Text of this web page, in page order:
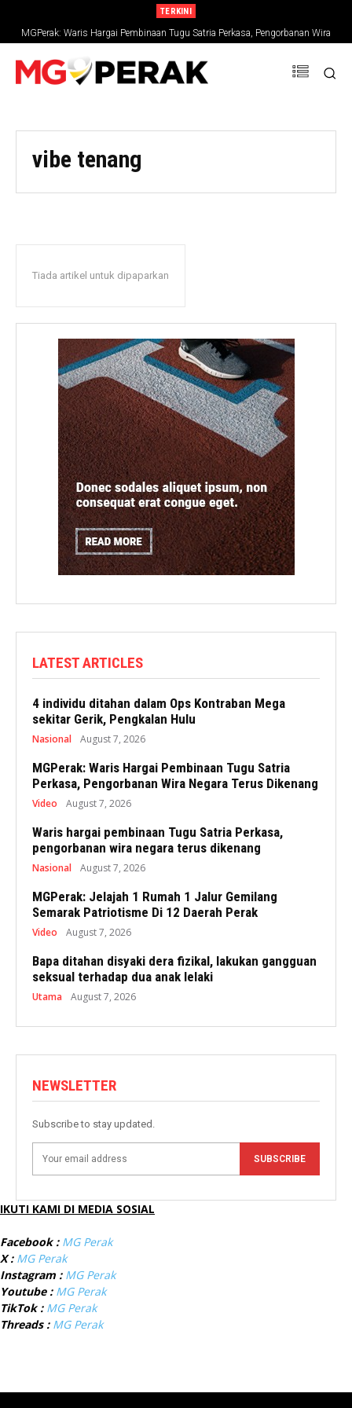
TERKINI
MGPerak: Waris Hargai Pembinaan Tugu Satria Perkasa, Pengorbanan Wira
Negara Terus Dikenang
vibe tenang
Tiada artikel untuk dipaparkan
LATEST ARTICLES
4 individu ditahan dalam Ops Kontraban Mega
sekitar Gerik, Pengkalan Hulu
Nasional August 7, 2026
MGPerak: Waris Hargai Pembinaan Tugu Satria
Perkasa, Pengorbanan Wira Negara Terus Dikenang
Video August 7, 2026
Waris hargai pembinaan Tugu Satria Perkasa,
pengorbanan wira negara terus dikenang
Nasional August 7, 2026
MGPerak: Jelajah 1 Rumah 1 Jalur Gemilang
Semarak Patriotisme Di 12 Daerah Perak
Video August 7, 2026
Bapa ditahan disyaki dera fizikal, lakukan gangguan
seksual terhadap dua anak lelaki
Utama August 7, 2026
NEWSLETTER
Subscribe to stay updated.
SUBSCRIBE
IKUTI KAMI DI MEDIA SOSIAL
Facebook : MG Perak
X : MG Perak
Instagram : MG Perak
Youtube : MG Perak
TikTok : MG Perak
Threads : MG Perak